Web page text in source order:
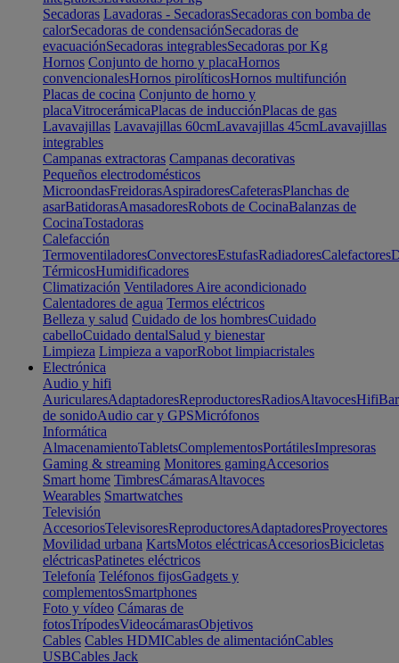
Secadoras Lavadoras - SecadorasSecadoras con bomba de
calorSecadoras de condensaciónSecadoras de
evacuaciónSecadoras integrablesSecadoras por Kg
Hornos Conjunto de horno y placaHornos
convencionalesHornos pirolíticosHornos multifunción
Placas de cocina Conjunto de horno y
placaVitrocerámicaPlacas de inducciónPlacas de gas
Lavavajillas Lavavajillas 60cmLavavajillas 45cmLavavajillas
integrables
Campanas extractoras Campanas decorativas
Pequeños electrodomésticos
MicroondasFreidorasAspiradoresCafeterasPlanchas de
asarBatidorasAmasadoresRobots de CocinaBalanzas de
CocinaTostadoras
Calefacción
TermoventiladoresConvectoresEstufasRadiadoresCalefactores
TérmicosHumidificadores
Climatización Ventiladores Aire acondicionado
Calentadores de agua Termos eléctricos
Belleza y salud Cuidado de los hombresCuidado
cabelloCuidado dentalSalud y bienestar
Limpieza Limpieza a vaporRobot limpiacristales
Electrónica
Audio y hifi
AuricularesAdaptadoresReproductoresRadiosAltavocesHifi
de sonidoAudio car y GPSMicrófonos
Informática
AlmacenamientoTabletsComplementosPortátilesImpresoras
Gaming & streaming Monitores gamingAccesorios
Smart home TimbresCámarasAltavoces
Wearables Smartwatches
Televisión
AccesoriosTelevisoresReproductoresAdaptadoresProyectores
Movilidad urbana KartsMotos eléctricasAccesoriosBicicletas
eléctricasPatinetes eléctricos
Telefonía Teléfonos fijosGadgets y
complementosSmartphones
Foto y vídeo Cámaras de
fotosTrípodesVideocámarasObjetivos
Cables Cables HDMICables de alimentaciónCables
USBCables Jack